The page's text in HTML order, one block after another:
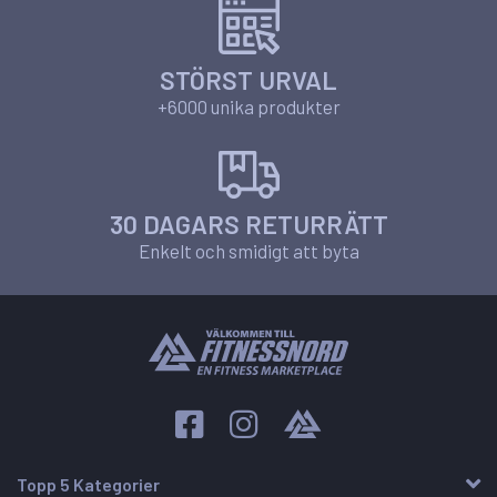
STÖRST URVAL
+6000 unika produkter
30 DAGARS RETURRÄTT
Enkelt och smidigt att byta
Topp 5 Kategorier